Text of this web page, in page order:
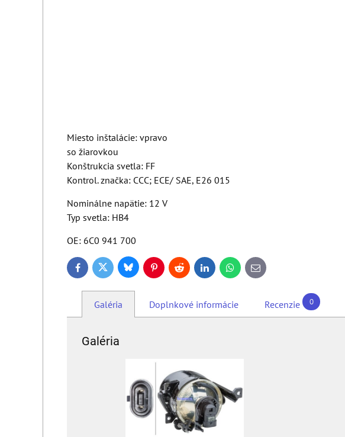
Miesto inštalácie: vpravo
so žiarovkou
Konštrukcia svetla: FF
Kontrol. značka: CCC; ECE/ SAE, E26 015
Nominálne napätie: 12 V
Typ svetla: HB4
OE: 6C0 941 700
FacebookTwitter BlueskyPinterestReddit LinkedInWhatsApp
E-
mail
Galéria Doplnkové informácie Recenzie 0
Galéria